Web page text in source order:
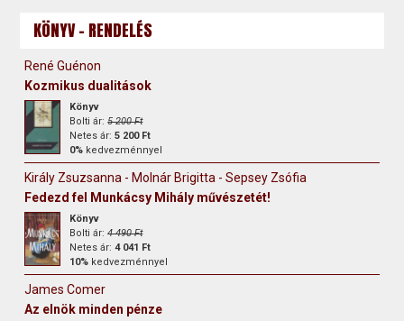
KÖNYV - RENDELÉS
René Guénon
Kozmikus dualitások
Könyv
Bolti ár:5 200 Ft
Netes ár:5 200 Ft
0% kedvezménnyel
Király Zsuzsanna - Molnár Brigitta - Sepsey Zsófia
Fedezd fel Munkácsy Mihály művészetét!
Könyv
Bolti ár:4 490 Ft
Netes ár:4 041 Ft
10% kedvezménnyel
James Comer
Az elnök minden pénze